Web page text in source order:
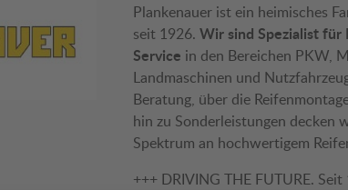
Plankenauer ist ein heimisches
seit 1926. Wir sind Spezialist für
Service in den Bereichen PKW,
Landmaschinen und
Beratung, über die
hin zu Sonderleistungen decken
Spektrum an hochwertigem
+++ DRIVING THE FUTURE.